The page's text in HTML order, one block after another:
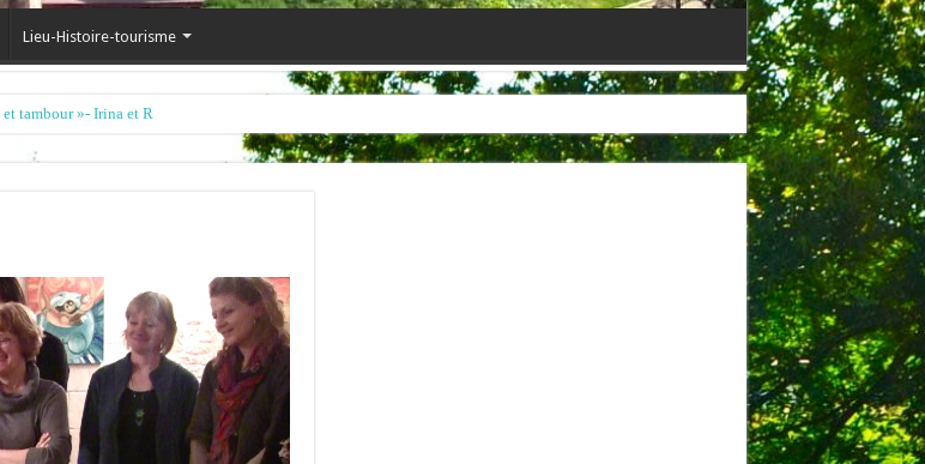
Lieu-Histoire-tourisme